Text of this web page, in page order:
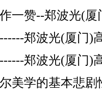
一赞--郑波光(
郑波光(厦门)
郑波光(厦门)
美学的基本悲